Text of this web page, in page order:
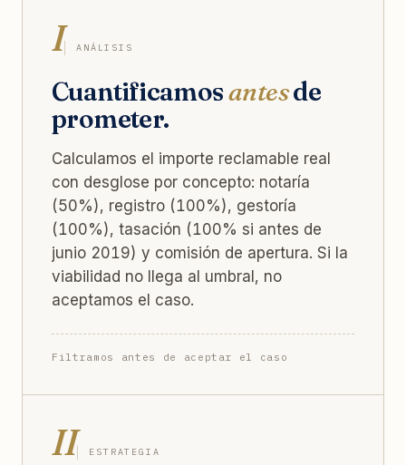
I ANÁLISIS
Cuantificamosantesde
prometer.
Calculamos el importe reclamable real
con desglose por concepto: notaría
(50%), registro (100%), gestoría
(100%), tasación (100% si antes de
junio 2019) y comisión de apertura. Si la
viabilidad no llega al umbral, no
aceptamos el caso.
Filtramos antes de aceptar el caso
II ESTRATEGIA